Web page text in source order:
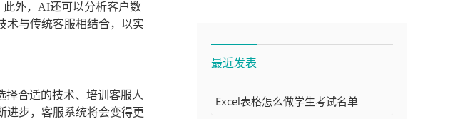
此外，AI还可以分析客户数
术与传统客服相结合，以实
择合适的技术、培训客服人
进步，客服系统将会变得更
最近发表
Excel表格怎么做学生考试名单